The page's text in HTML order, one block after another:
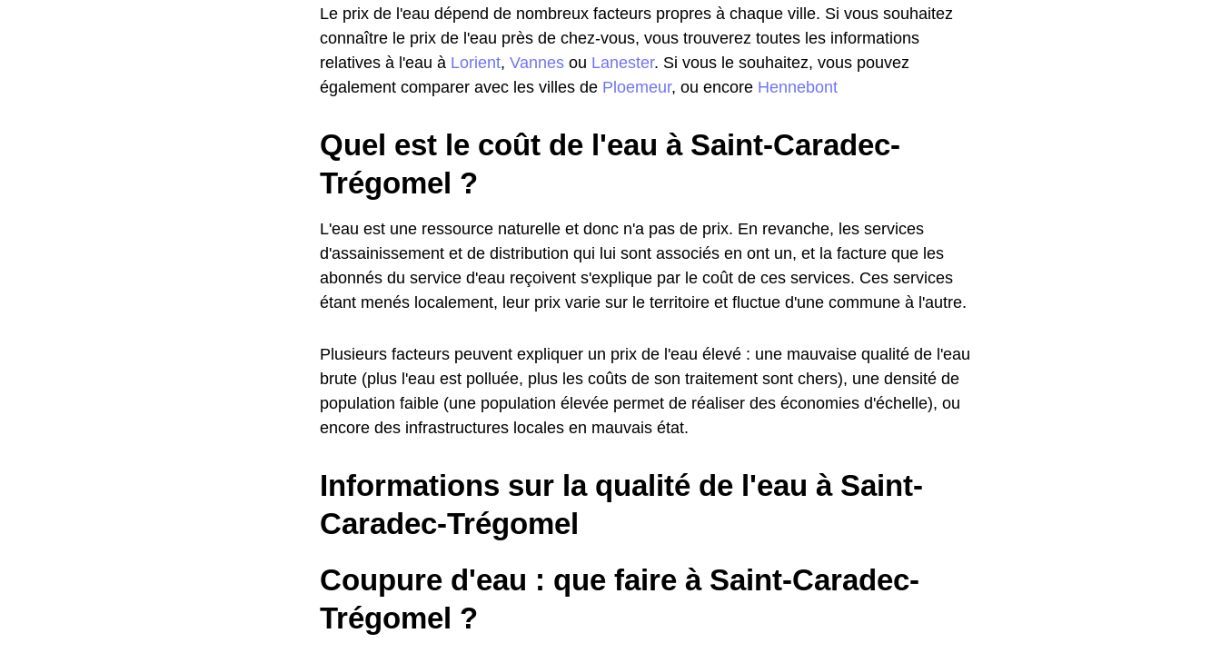
Le prix de l'eau dépend de nombreux facteurs propres à chaque ville. Si vous souhaitez
connaître le prix de l'eau près de chez-vous, vous trouverez toutes les informations
relatives à l'eau à Lorient, Vannes ou Lanester. Si vous le souhaitez, vous pouvez
également comparer avec les villes de Ploemeur, ou encore Hennebont
Quel est le coût de l'eau à Saint-Caradec-
Trégomel ?
L'eau est une ressource naturelle et donc n'a pas de prix. En revanche, les services
d'assainissement et de distribution qui lui sont associés en ont un, et la facture que les
abonnés du service d'eau reçoivent s'explique par le coût de ces services. Ces services
étant menés localement, leur prix varie sur le territoire et fluctue d'une commune à l'autre.
Plusieurs facteurs peuvent expliquer un prix de l'eau élevé : une mauvaise qualité de l'eau
brute (plus l'eau est polluée, plus les coûts de son traitement sont chers), une densité de
population faible (une population élevée permet de réaliser des économies d'échelle), ou
encore des infrastructures locales en mauvais état.
Informations sur la qualité de l'eau à Saint-
Caradec-Trégomel
Coupure d'eau : que faire à Saint-Caradec-
Trégomel ?